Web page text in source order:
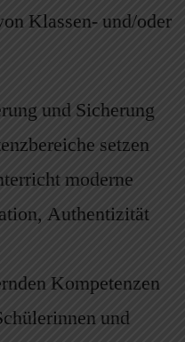
Klassen- und/oder
und Sicherung
setzen
moderne
Authentizität
Kompetenzen
und